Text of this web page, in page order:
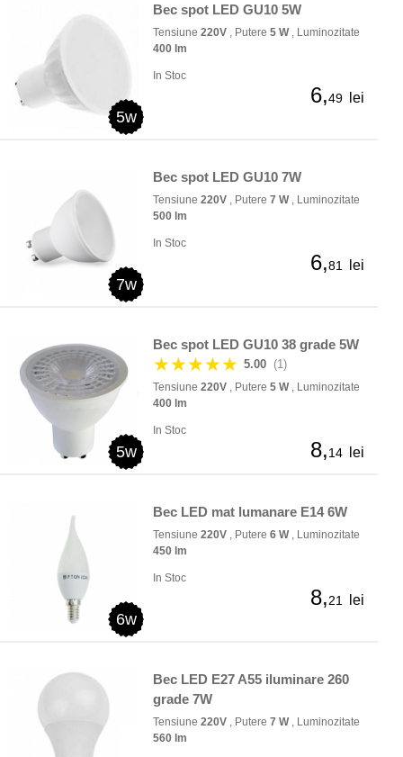
5w
Bec spot LED GU10 5W
Tensiune 220V , Putere 5 W, Luminozitate
400 lm
In Stoc
6,49 lei
7w
Bec spot LED GU10 7W
Tensiune 220V , Putere 7 W, Luminozitate
500 lm
In Stoc
6,81 lei
5w
Bec spot LED GU10 38 grade 5W
★★★★★ 5.00 (1)
Tensiune 220V , Putere 5 W, Luminozitate
400 lm
In Stoc
8,14 lei
6w
Bec LED mat lumanare E14 6W
Tensiune 220V , Putere 6 W, Luminozitate
450 lm
In Stoc
8,21 lei
Bec LED E27 A55 iluminare 260
grade 7W
Tensiune 220V , Putere 7 W, Luminozitate
560 lm